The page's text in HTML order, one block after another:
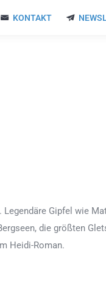
KONTAKT
Gipfel wie
die größten
Heidi-Roman.
KONTAKT